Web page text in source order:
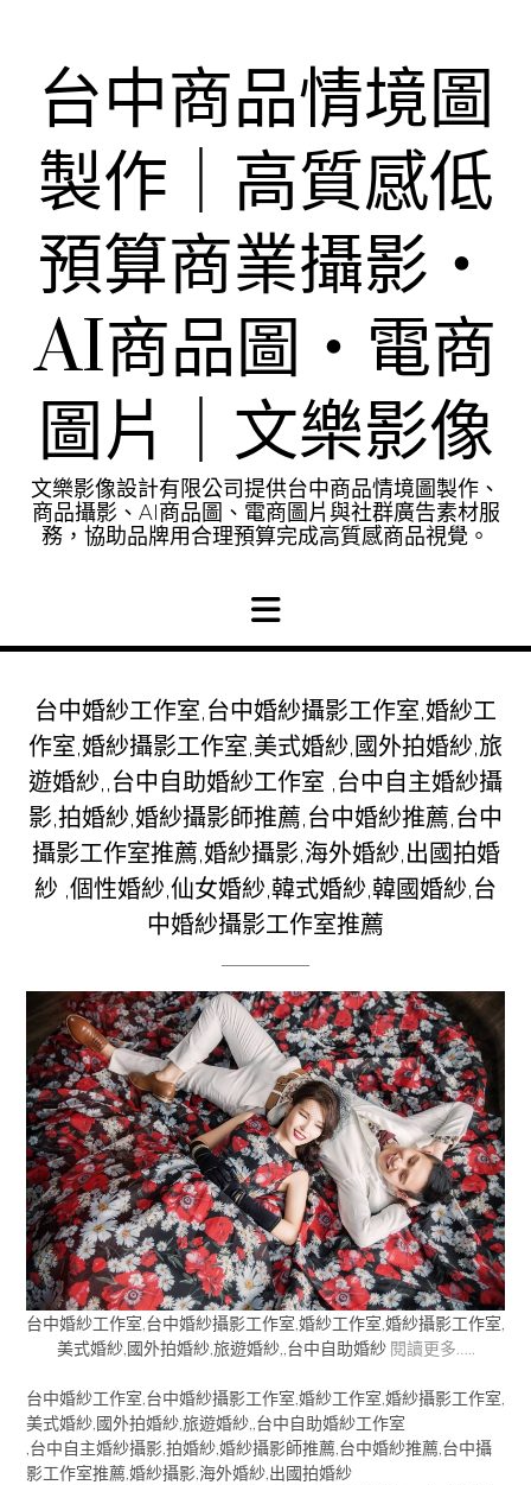
台中商品情境圖
製作｜高質感低
預算商業攝影・
AI商品圖・電商
圖片｜文樂影像
文樂影像設計有限公司提供台中商品情境圖製作、
商品攝影、AI商品圖、電商圖片與社群廣告素材服
務，協助品牌用合理預算完成高質感商品視覺。
台中婚紗工作室,台中婚紗攝影工作室,婚紗工
作室,婚紗攝影工作室,美式婚紗,國外拍婚紗,旅
遊婚紗,,台中自助婚紗工作室 ,台中自主婚紗攝
影,拍婚紗,婚紗攝影師推薦,台中婚紗推薦,台中
攝影工作室推薦,婚紗攝影,海外婚紗,出國拍婚
紗 ,個性婚紗,仙女婚紗,韓式婚紗,韓國婚紗,台
中婚紗攝影工作室推薦
台中婚紗工作室,台中婚紗攝影工作室,婚紗工作室,婚紗攝影工作室,
美式婚紗,國外拍婚紗,旅遊婚紗,,台中自助婚紗 閱讀更多…..
台中婚紗工作室,台中婚紗攝影工作室,婚紗工作室,婚紗攝影工作室,
美式婚紗,國外拍婚紗,旅遊婚紗,,台中自助婚紗工作室
,台中自主婚紗攝影,拍婚紗,婚紗攝影師推薦,台中婚紗推薦,台中攝
影工作室推薦,婚紗攝影,海外婚紗,出國拍婚紗